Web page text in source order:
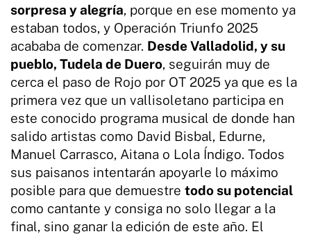
sorpresa y alegría, porque en ese momento ya
estaban todos, y Operación Triunfo 2025
acababa de comenzar. Desde Valladolid, y su
pueblo, Tudela de Duero, seguirán muy de
cerca el paso de Rojo por OT 2025 ya que es la
primera vez que un vallisoletano participa en
este conocido programa musical de donde han
salido artistas como David Bisbal, Edurne,
Manuel Carrasco, Aitana o Lola Índigo. Todos
sus paisanos intentarán apoyarle lo máximo
posible para que demuestre todo su potencial
como cantante y consiga no solo llegar a la
final, sino ganar la edición de este año. El